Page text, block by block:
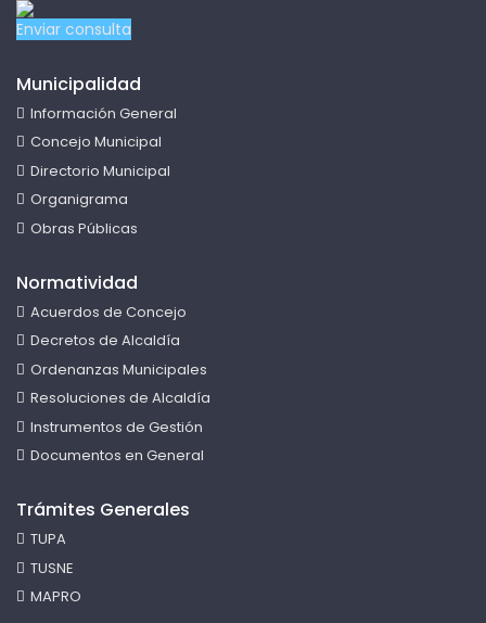
Enviar consulta
Municipalidad
Información General
Concejo Municipal
Directorio Municipal
Organigrama
Obras Públicas
Normatividad
Acuerdos de Concejo
Decretos de Alcaldía
Ordenanzas Municipales
Resoluciones de Alcaldía
Instrumentos de Gestión
Documentos en General
Trámites Generales
TUPA
TUSNE
MAPRO